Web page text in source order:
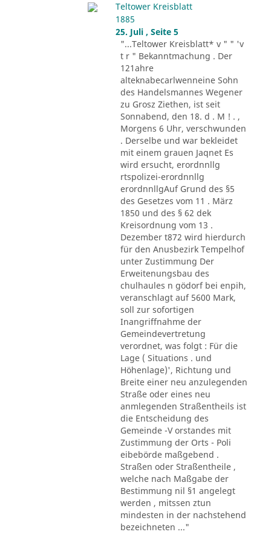
Teltower Kreisblatt
1885
25. Juli , Seite 5
"...Teltower Kreisblatt* v " " 'v
t r " Bekanntmachung . Der
121ahre
alteknabecarlwenneine Sohn
des Handelsmannes Wegener
zu Grosz Ziethen, ist seit
Sonnabend, den 18. d . M ! . ,
Morgens 6 Uhr, verschwunden
. Derselbe und war bekleidet
mit einem grauen Jaqnet Es
wird ersucht, erordnnllg
rtspolizei-erordnnllg
erordnnllgAuf Grund des §5
des Gesetzes vom 11 . März
1850 und des § 62 dek
Kreisordnung vom 13 .
Dezember t872 wird hierdurch
für den Anusbezirk Tempelhof
unter Zustimmung Der
Erweitenungsbau des
chulhaules n gödorf bei enpih,
veranschlagt auf 5600 Mark,
soll zur sofortigen
Inangriffnahme der
Gemeindevertretung
verordnet, was folgt : Für die
Lage ( Situations . und
Höhenlage)', Richtung und
Breite einer neu anzulegenden
Straße oder eines neu
anmlegenden Straßentheils ist
die Entscheidung des
Gemeinde -V orstandes mit
Zustimmung der Orts - Poli
eibebörde maßgebend .
Straßen oder Straßentheile ,
welche nach Maßgabe der
Bestimmung nil §1 angelegt
werden , mitssen ztun
mindesten in der nachstehend
bezeichneten ..."